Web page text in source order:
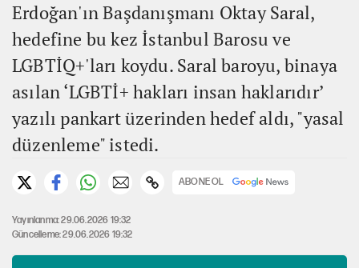
Erdoğan'ın Başdanışmanı Oktay Saral,
hedefine bu kez İstanbul Barosu ve
LGBTİQ+'ları koydu. Saral baroyu, binaya
asılan ‘LGBTİ+ hakları insan haklarıdır’
yazılı pankart üzerinden hedef aldı, "yasal
düzenleme" istedi.
ABONE OL
Yayınlanma: 29.06.2026 19:32
Güncelleme: 29.06.2026 19:32